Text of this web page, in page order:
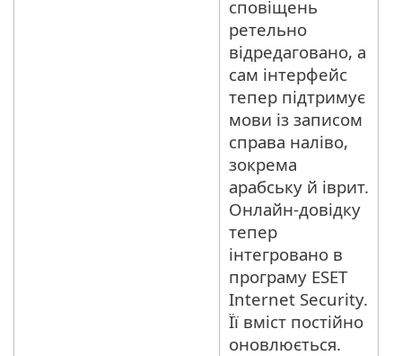
сповіщень
ретельно
відредаговано, а
сам інтерфейс
тепер підтримує
мови із записом
справа наліво,
зокрема
арабську й іврит.
Oнлайн-довідку
тепер
інтегровано в
програму ESET
Internet Security.
Її вміст постійно
оновлюється.